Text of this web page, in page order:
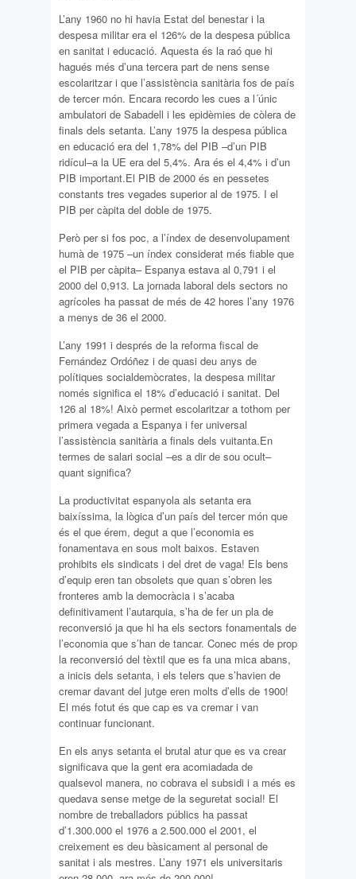
L’any 1960 no hi havia Estat del benestar i la
despesa militar era el 126% de la despesa pública
en sanitat i educació. Aquesta és la raó que hi
hagués més d’una tercera part de nens sense
escolaritzar i que l’assistència sanitària fos de país
de tercer món. Encara recordo les cues a l´únic
ambulatori de Sabadell i les epidèmies de còlera de
finals dels setanta. L’any 1975 la despesa pública
en educació era del 1,78% del PIB –d’un PIB
ridícul–a la UE era del 5,4%. Ara és el 4,4% i d’un
PIB important.El PIB de 2000 és en pessetes
constants tres vegades superior al de 1975. I el
PIB per càpita del doble de 1975.
Però per si fos poc, a l’índex de desenvolupament
humà de 1975 –un índex considerat més fiable que
el PIB per càpita– Espanya estava al 0,791 i el
2000 del 0,913. La jornada laboral dels sectors no
agrícoles ha passat de més de 42 hores l’any 1976
a menys de 36 el 2000.
L’any 1991 i després de la reforma fiscal de
Fernández Ordóñez i de quasi deu anys de
polítiques socialdemòcrates, la despesa militar
només significa el 18% d’educació i sanitat. Del
126 al 18%! Això permet escolaritzar a tothom per
primera vegada a Espanya i fer universal
l’assistència sanitària a finals dels vuitanta.En
termes de salari social –es a dir de sou ocult–
quant significa?
La productivitat espanyola als setanta era
baixíssima, la lògica d’un país del tercer món que
és el que érem, degut a que l’economia es
fonamentava en sous molt baixos. Estaven
prohibits els sindicats i del dret de vaga! Els bens
d’equip eren tan obsolets que quan s’obren les
fronteres amb la democràcia i s’acaba
definitivament l’autarquia, s’ha de fer un pla de
reconversió ja que hi ha els sectors fonamentals de
l’economia que s’han de tancar. Conec més de prop
la reconversió del tèxtil que es fa una mica abans,
a inicis dels setanta, i els telers que s’havien de
cremar davant del jutge eren molts d’ells de 1900!
El més fotut és que cap es va cremar i van
continuar funcionant.
En els anys setanta el brutal atur que es va crear
significava que la gent era acomiadada de
qualsevol manera, no cobrava el subsidi i a més es
quedava sense metge de la seguretat social! El
nombre de treballadors públics ha passat
d’1.300.000 el 1976 a 2.500.000 el 2001, el
creixement es deu bàsicament al personal de
sanitat i als mestres. L’any 1971 els universitaris